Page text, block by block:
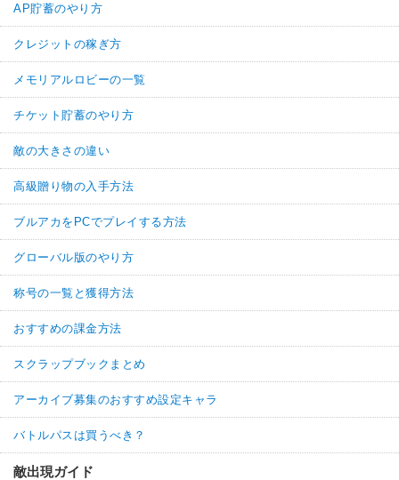
AP貯蓄のやり方
クレジットの稼ぎ方
メモリアルロビーの一覧
チケット貯蓄のやり方
敵の大きさの違い
高級贈り物の入手方法
ブルアカをPCでプレイする方法
グローバル版のやり方
称号の一覧と獲得方法
おすすめの課金方法
スクラップブックまとめ
アーカイブ募集のおすすめ設定キャラ
バトルパスは買うべき？
敵出現ガイド